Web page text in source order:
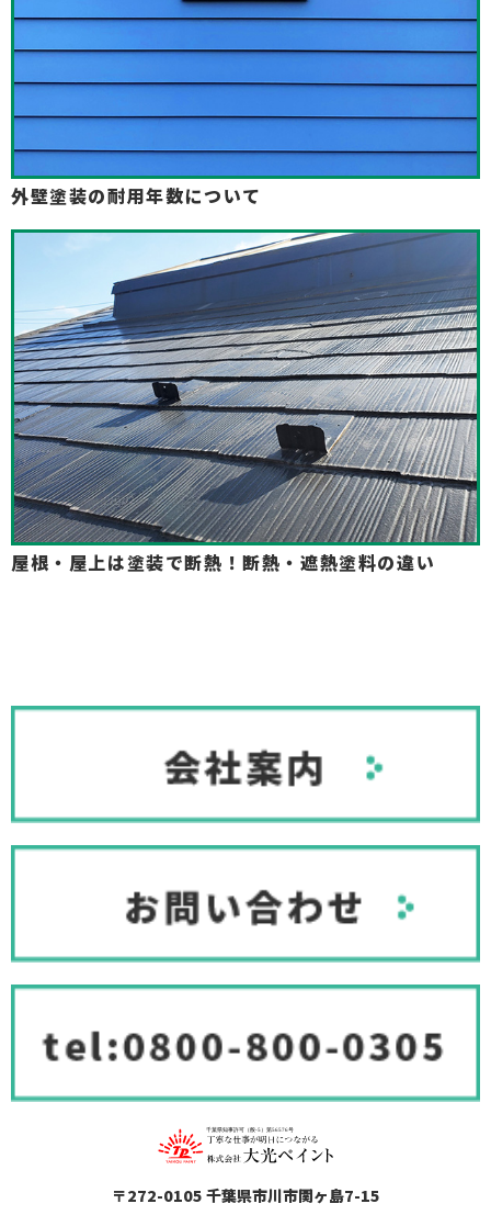
外壁塗装の耐用年数について
屋根・屋上は塗装で断熱！断熱・遮熱塗料の違い
〒272-0105 千葉県市川市関ヶ島7-15